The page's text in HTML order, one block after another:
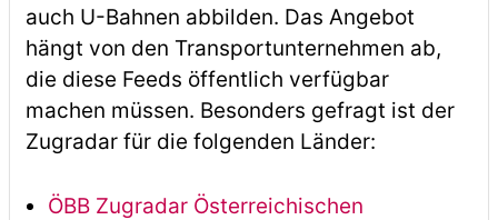
auch U-Bahnen abbilden. Das Angebot
hängt von den Transportunternehmen ab,
die diese Feeds öffentlich verfügbar
machen müssen. Besonders gefragt ist der
Zugradar für die folgenden Länder:
ÖBB Zugradar Österreichischen